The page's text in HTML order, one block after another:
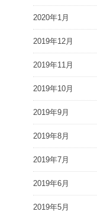
2020年1月
2019年12月
2019年11月
2019年10月
2019年9月
2019年8月
2019年7月
2019年6月
2019年5月